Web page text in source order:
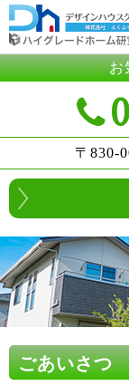
お
〒830-
ごあいさつ